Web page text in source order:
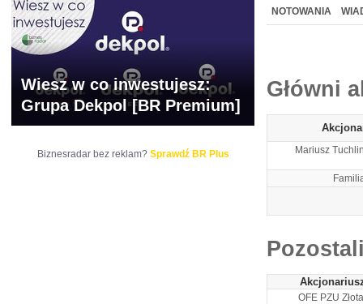
WYCENA BR
NOTOWANIA
Główni
Mariusz
OFE PZU
Wiesz w co inwestujesz:
Grupa Dekpol [BR Premium]
Biznesradar bez reklam? Sprawdź BR Plus